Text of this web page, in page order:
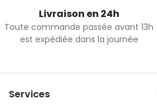
Livraison en 24h
Toute commande passée avant 13h
est expédiée dans la journée
Services